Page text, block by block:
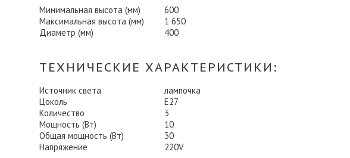
Минимальная высота (мм)
600
Максимальная высота (мм)
1 650
Диаметр (мм)
400
ТЕХНИЧЕСКИЕ ХАРАКТЕРИСТИКИ:
Источник света
лампочка
Цоколь
E27
Количество
3
Мощность (Вт)
10
Общая мощность (Вт)
30
Напряжение
220V